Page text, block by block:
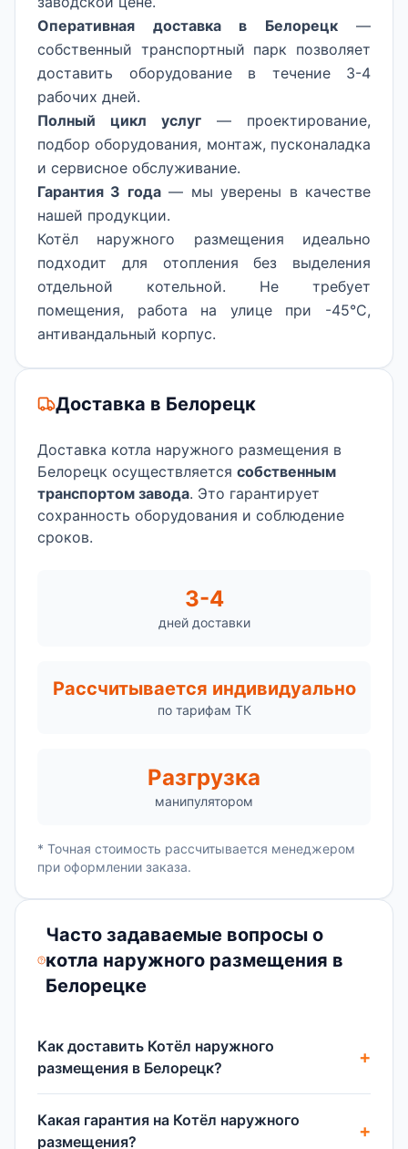
Оперативная доставка в Белорецк—
собственный транспортный парк позволяет
доставить оборудование в течение 3-4
рабочих дней.
Полный цикл услуг — проектирование,
подбор оборудования, монтаж, пусконаладка
и сервисное обслуживание.
Гарантия 3 года— мы уверены в качестве
нашей продукции.
Котёл наружного размещения идеально
подходит для отопления без выделения
отдельной котельной. Не требует
помещения, работа на улице при -45°C,
антивандальный корпус.
Доставка в Белорецк
Доставка котла наружного размещения в
Белорецк осуществляется собственным
транспортом завода. Это гарантирует
сохранность оборудования и соблюдение
сроков.
3-4
дней доставки
Рассчитывается индивидуально
по тарифам ТК
Разгрузка
манипулятором
* Точная стоимость рассчитывается менеджером
при оформлении заказа.
Часто задаваемые вопросы о
котла наружного размещения в
Белорецке
Как доставить Котёл наружного
размещения в Белорецк?
Какая гарантия на Котёл наружного
размещения?